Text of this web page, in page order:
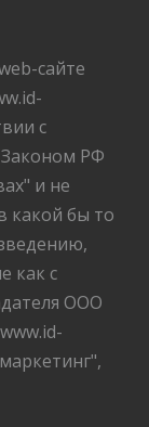
сайте
с
РФ
и не
какой бы то
как с
ООО